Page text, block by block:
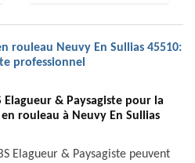
rouleau Neuvy En Sullias 45510:
professionnel
Elagueur & Paysagiste pour la
rouleau à Neuvy En Sullias
Elagueur & Paysagiste peuvent